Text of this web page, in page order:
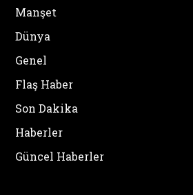
Manşet
Dünya
Genel
Flaş Haber
Son Dakika
Haberler
Güncel Haberler